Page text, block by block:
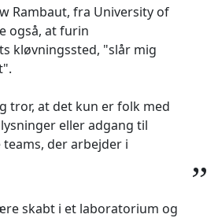
Rambaut, fra University of
også, at furin
kløvningssted, "slår mig
tror, at det kun er folk med
eller adgang til
der arbejder i
”
skabt i et laboratorium og